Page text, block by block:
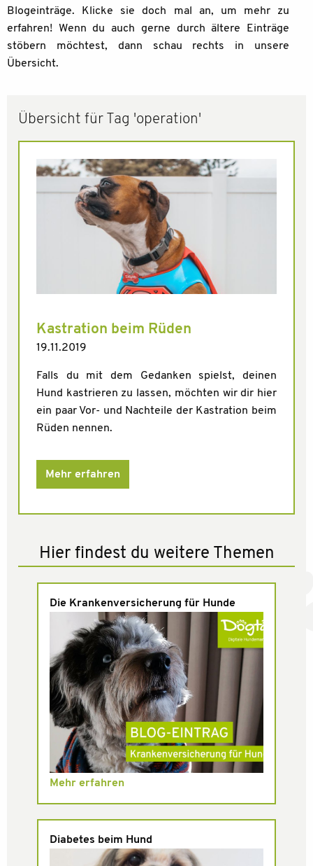
Blogeinträge. Klicke sie doch mal an, um mehr zu
erfahren! Wenn du auch gerne durch ältere Einträge
stöbern möchtest, dann schau rechts in unsere
Übersicht.
Übersicht für Tag 'operation'
Kastration beim Rüden
19.11.2019
Falls du mit dem Gedanken spielst, deinen
Hund kastrieren zu lassen, möchten wir dir hier
ein paar Vor- und Nachteile der Kastration beim
Rüden nennen.
Mehr erfahren
Hier findest du weitere Themen
Die Krankenversicherung für Hunde
Mehr erfahren
Diabetes beim Hund